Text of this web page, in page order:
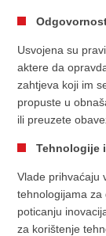
Usvojena su
aktere da
zahtjeva koji im
propuste u
ili preuzete
Tehnologije
Vlade prihvaćaju
tehnologijama
poticanju
za korištenje